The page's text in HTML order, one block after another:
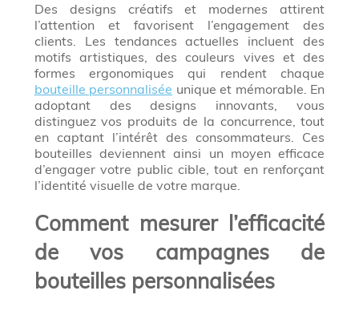
Des designs créatifs et modernes attirent
l’attention et favorisent l’engagement des
clients. Les tendances actuelles incluent des
motifs artistiques, des couleurs vives et des
formes ergonomiques qui rendent chaque
bouteille personnalisée unique et mémorable. En
adoptant des designs innovants, vous
distinguez vos produits de la concurrence, tout
en captant l’intérêt des consommateurs. Ces
bouteilles deviennent ainsi un moyen efficace
d’engager votre public cible, tout en renforçant
l’identité visuelle de votre marque.
Comment mesurer l’efficacité
de vos campagnes de
bouteilles personnalisées